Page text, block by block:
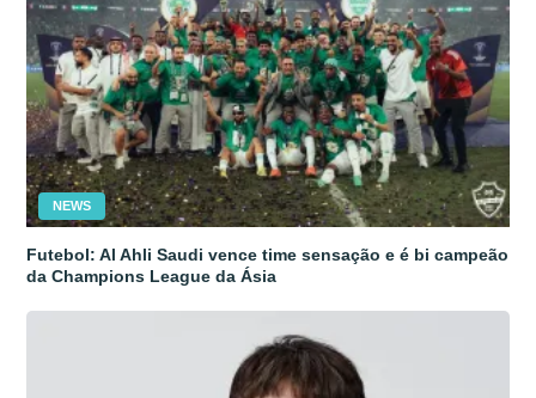
NEWS
Futebol: Al Ahli Saudi vence time sensação e é bi campeão
da Champions League da Ásia